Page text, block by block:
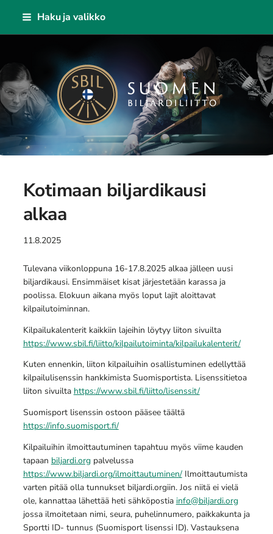
Siirry
Haku ja valikko
Suomen Biljardiliitto ry
Kotimaan biljardikausi
alkaa
11.8.2025
Tulevana viikonloppuna 16-17.8.2025 alkaa jälleen uusi
biljardikausi. Ensimmäiset kisat järjestetään karassa ja
poolissa. Elokuun aikana myös loput lajit aloittavat
kilpailutoiminnan.
Kilpailukalenterit kaikkiin lajeihin löytyy liiton sivuilta
https://www.sbil.fi/liitto/kilpailutoiminta/kilpailukalenterit/
Kuten ennenkin, liiton kilpailuihin osallistuminen edellyttää
kilpailulisenssin hankkimista Suomisportista. Lisenssitietoa
liiton sivuilta https://www.sbil.fi/liitto/lisenssit/
Suomisport lisenssin ostoon pääsee täältä
https://info.suomisport.fi/
Kilpailuihin ilmoittautuminen tapahtuu myös viime kauden
tapaan biljardi.org palvelussa
https://www.biljardi.org/ilmoittautuminen/Ilmoittautumista
varten pitää olla tunnukset biljardi.orgiin. Jos niitä ei vielä
ole, kannattaa lähettää heti sähköpostia info@biljardi.org
jossa ilmoitetaan nimi, seura, puhelinnumero, paikkakunta ja
Sportti ID- tunnus (Suomisport lisenssi ID). Vastauksena